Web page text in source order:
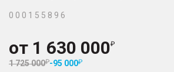
0 0 0 1 5 5 8 9 6
от 1 630 000
1 725 000 -95 000